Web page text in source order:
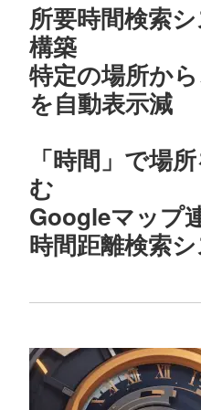
所要時間検索
構築
特定の場所か
を自動表示減
「時間」で場
む
Googleマップ
時間距離検索